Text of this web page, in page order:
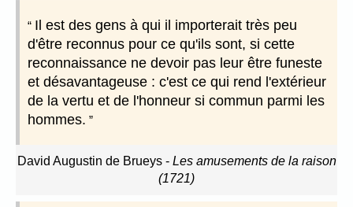
Il est des gens à qui il importerait très peu
d'être reconnus pour ce qu'ils sont, si cette
reconnaissance ne devoir pas leur être funeste
et désavantageuse : c'est ce qui rend l'extérieur
de la vertu et de l'honneur si commun parmi les
hommes.
David Augustin de Brueys- Les amusements de la raison
(1721)